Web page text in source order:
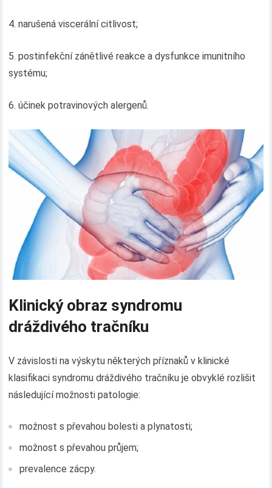
4. narušená viscerální citlivost;
5. postinfekční zánětlivé reakce a dysfunkce imunitního
systému;
6. účinek potravinových alergenů.
Klinický obraz syndromu
dráždivého tračníku
V závislosti na výskytu některých příznaků v klinické
klasifikaci syndromu dráždivého tračníku je obvyklé rozlišit
následující možnosti patologie:
možnost s převahou bolesti a plynatosti;
možnost s převahou průjem;
prevalence zácpy.